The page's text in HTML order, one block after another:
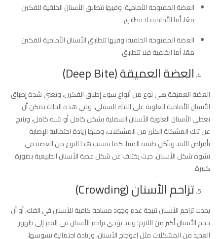
العضة المفتوحة الأمامية: وفيها تتطابق الأسنان الخلفية للفكين
معًا، أما الأمامية لا تتطابق.
العضة المفتوحة الخلفية: وفيها تتطابق الأسنان الأمامية للفكين
معًا، أما الخلفية فلا تتطابق.
العضة العميقة (Deep Bite)
العضة العميقة هي نوع من أنواع سوء إطباق الفكين، وتعني شدة إطباق
الأسنان الأمامية العلوية على الفك السفلي، وفي هذه الحالة يمكن أن
تغطي الأسنان العلوية الأسنان السفلية بشكل كامل أو شبه كامل، وينتج
عن تلك المشكلة الكثير من المشكلات، ومنها زيادة احتمالية الإصابة
بأمراض اللثة، وتآكل طبقة المينا، كما يتسبب هذا النوع من العضة في
تشوه شكل الأسنان، حيث يختلف عن شكل عضة الأسنان الطبيعية بصورة
كبيرة.
تزاحم الأسنان (Crowding)
يحدث تزاحم الأسنان نتيجة عدم وجود مساحة كافية للأسنان في الفك، أو أن
حجم الأسنان أكبر من اللازم؛ وقد يؤدي تزاحم الأسنان في الفم إلى ظهور
العديد من المشكلات مثل إعوجاج الأسنان، وزيادة احتمالية تسوسها،